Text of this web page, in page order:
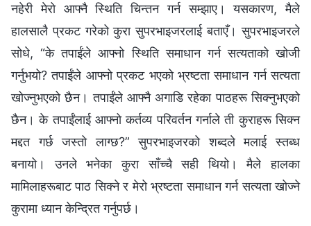
नहेरी मेरो आफ्नै स्थिति चिन्तन गर्न सम्झाए। यसकारण, मैले
हालसालै प्रकट गरेको कुरा सुपरभाइजरलाई बताएँ। सुपरभाइजरले
सोधे, “के तपाईंले आफ्नो स्थिति समाधान गर्न सत्यताको खोजी
गर्नुभयो? तपाईंले आफ्नो प्रकट भएको भ्रष्टता समाधान गर्न सत्यता
खोज्नुभएको छैन। तपाईंले आफ्नै अगाडि रहेका पाठहरू सिक्नुभएको
छैन। के तपाईंलाई आफ्नो कर्तव्य परिवर्तन गर्नाले ती कुराहरू सिक्न
मद्दत गर्छ जस्तो लाग्छ?” सुपरभाइजरको शब्दले मलाई स्तब्ध
बनायो। उनले भनेका कुरा साँच्चै सही थियो। मैले हालका
मामिलाहरूबाट पाठ सिक्ने र मेरो भ्रष्टता समाधान गर्न सत्यता खोज्ने
कुरामा ध्यान केन्द्रित गर्नुपर्छ।